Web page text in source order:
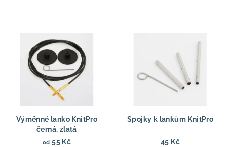
Výměnné lanko KnitPro
černá, zlatá
od 55 Kč
Spojky k lankům KnitPro
45 Kč